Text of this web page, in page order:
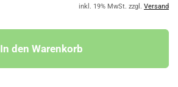
inkl. 19% MwSt. zzgl. Versand
In den Warenkorb